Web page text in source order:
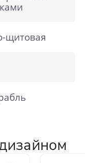
щитовая